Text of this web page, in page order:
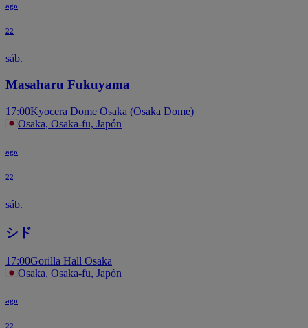
ago
22
sáb.
Masaharu Fukuyama
17:00Kyocera Dome Osaka (Osaka Dome)
Osaka, Osaka-fu, Japón
ago
22
sáb.
シド
17:00Gorilla Hall Osaka
Osaka, Osaka-fu, Japón
ago
22